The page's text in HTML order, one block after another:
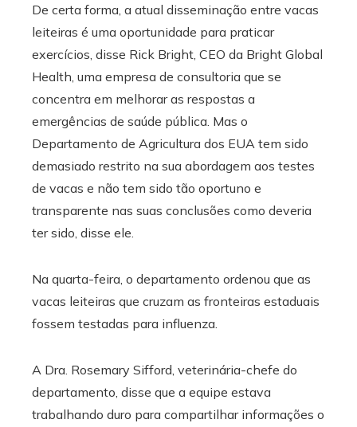
De certa forma, a atual disseminação entre vacas
leiteiras é uma oportunidade para praticar
exercícios, disse Rick Bright, CEO da Bright Global
Health, uma empresa de consultoria que se
concentra em melhorar as respostas a
emergências de saúde pública. Mas o
Departamento de Agricultura dos EUA tem sido
demasiado restrito na sua abordagem aos testes
de vacas e não tem sido tão oportuno e
transparente nas suas conclusões como deveria
ter sido, disse ele.
Na quarta-feira, o departamento ordenou que as
vacas leiteiras que cruzam as fronteiras estaduais
fossem testadas para influenza.
A Dra. Rosemary Sifford, veterinária-chefe do
departamento, disse que a equipe estava
trabalhando duro para compartilhar informações o